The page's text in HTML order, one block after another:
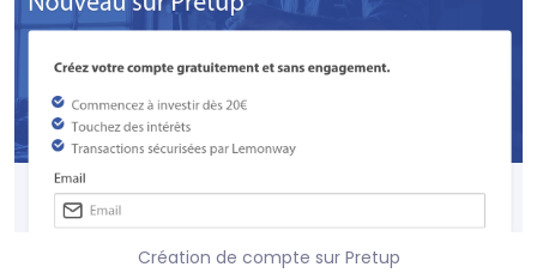
Création de compte sur Pretup